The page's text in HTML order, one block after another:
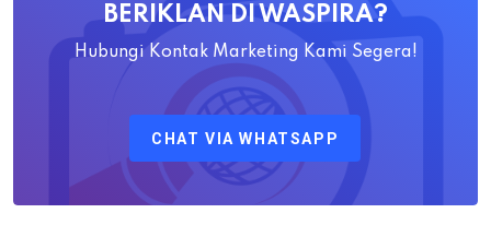
Pertanahan
Kota
BERIKLAN DI WASPIRA?
Hubungi Kontak Marketing Kami Segera!
CHAT VIA WHATSAPP